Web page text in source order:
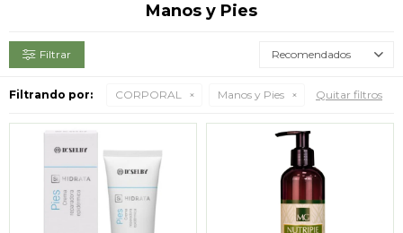
Manos y Pies
Recomendados
Filtrando por: CORPORAL Manos y Pies Quitar filtros